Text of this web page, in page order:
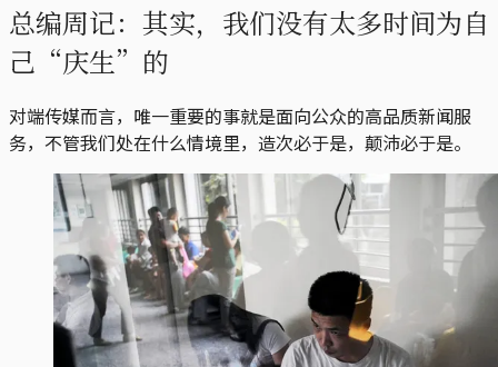
总编周记：其实，我们没有太多时间为自
己“庆生”的
对端传媒而言，唯一重要的事就是面向公众的高品质新闻服
务，不管我们处在什么情境里，造次必于是，颠沛必于是。